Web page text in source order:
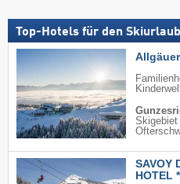
Top-Hotels für den Skiurlaub
Skigebiet
SAVOY
HOTEL